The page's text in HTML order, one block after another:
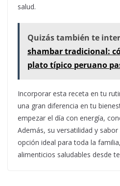
salud.
Quizás también te
shambar tradicional:
plato típico peruano
Incorporar esta receta en tu
una gran diferencia en tu
empezar el día con energía,
Además, su versatilidad y
opción ideal para toda la
alimenticios saludables desde